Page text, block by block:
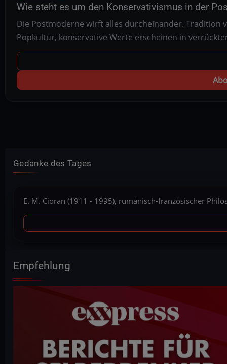
Wie steht es um den Konservativismus in der
Die Postmoderne wirft alles durcheinander. Tradition
Popkultur, konservative Werte erscheinen in
Gedanke des Tages
E. M. Cioran (1911 - 1995), rumänisch-französischer
Empfehlung